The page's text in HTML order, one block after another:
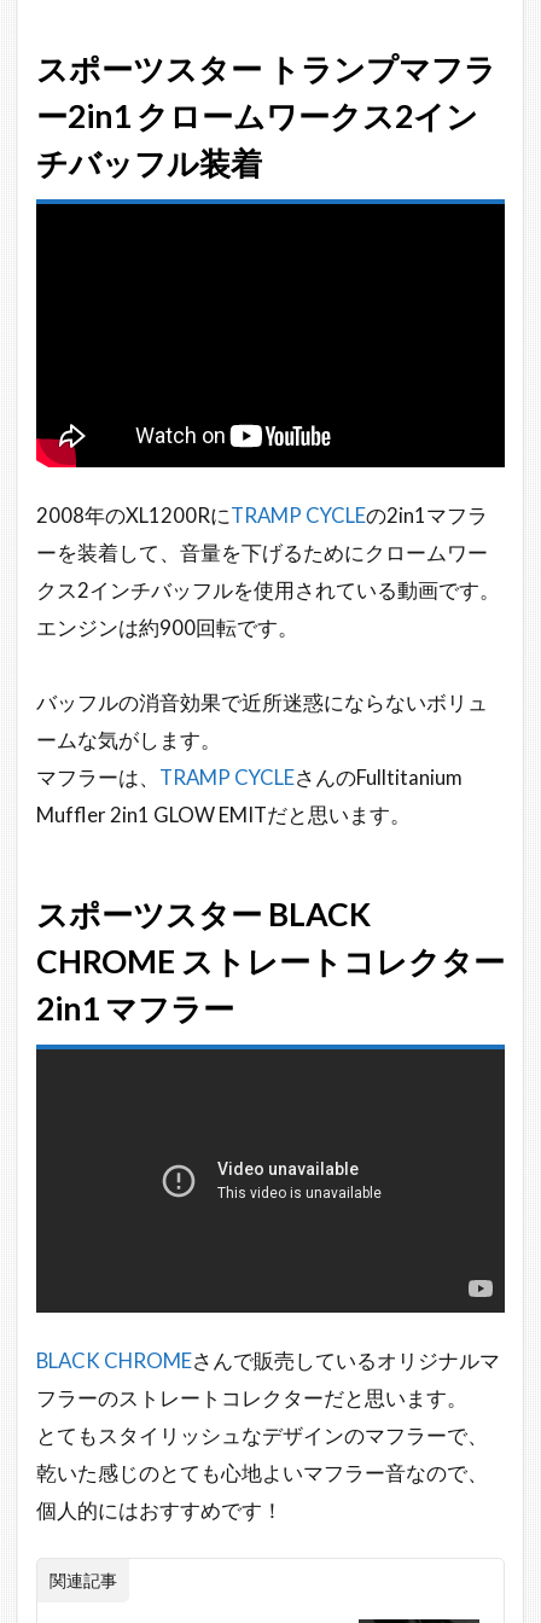
スポーツスター トランプマフラ
ー2in1 クロームワークス2イン
チバッフル装着
2008年のXL1200RにTRAMP CYCLEの2in1マフラ
ーを装着して、音量を下げるためにクロームワー
クス2インチバッフルを使用されている動画です。
エンジンは約900回転です。
バッフルの消音効果で近所迷惑にならないボリュ
ームな気がします。
マフラーは、 TRAMP CYCLEさんのFulltitanium
Muffler 2in1 GLOW EMITだと思います。
スポーツスター BLACK
CHROME ストレートコレクター
2in1 マフラー
BLACK CHROMEさんで販売しているオリジナルマ
フラーのストレートコレクターだと思います。
とてもスタイリッシュなデザインのマフラーで、
乾いた感じのとても心地よいマフラー音なので、
個人的にはおすすめです！
関連記事